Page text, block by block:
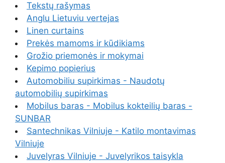
Tekstų rašymas
Anglu Lietuviu vertejas
Linen curtains
Prekės mamoms ir kūdikiams
Grožio priemonės ir mokymai
Kepimo popierius
Automobiliu supirkimas - Naudotų
automobilių supirkimas
Mobilus baras - Mobilus kokteilių baras -
SUNBAR
Santechnikas Vilniuje - Katilo montavimas
Vilniuje
Juvelyras Vilniuje - Juvelyrikos taisykla